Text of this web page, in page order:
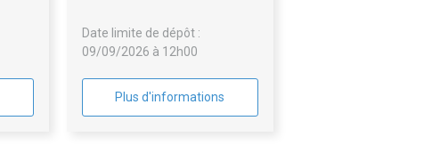
Date limite de dépôt :
09/09/2026 à 12h00
Plus d'informations